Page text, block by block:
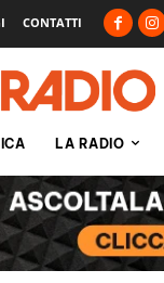
CONTATTI
LA RADIO